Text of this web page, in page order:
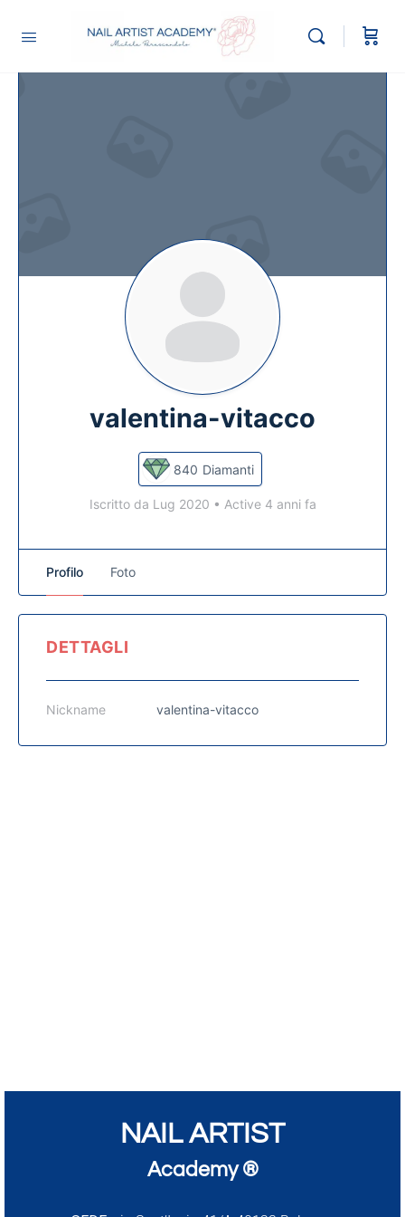
valentina-vitacco
840 Diamanti
Iscritto da Lug 2020 • Active 4 anni fa
Profilo Foto
DETTAGLI
Nickname valentina-vitacco
NAIL ARTIST
Academy ®